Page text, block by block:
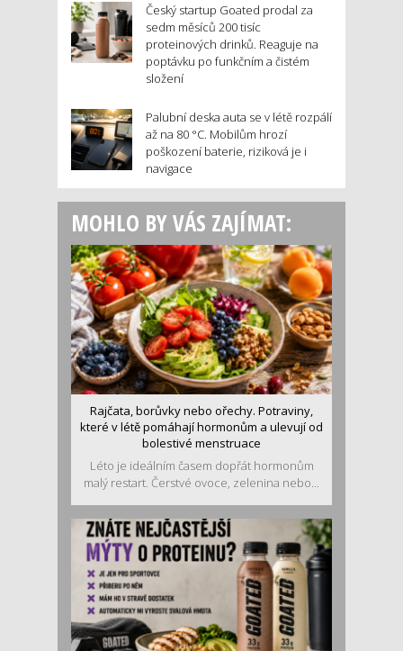
Český startup Goated prodal za
sedm měsíců 200 tisíc
proteinových drinků. Reaguje na
poptávku po funkčním a čistém
složení
Palubní deska auta se v létě rozpálí
až na 80 °C. Mobilům hrozí
poškození baterie, riziková je i
navigace
MOHLO BY VÁS ZAJÍMAT:
Rajčata, borůvky nebo ořechy. Potraviny,
které v létě pomáhají hormonům a ulevují od
bolestivé menstruace
Léto je ideálním časem dopřát hormonům
malý restart. Čerstvé ovoce, zelenina nebo...